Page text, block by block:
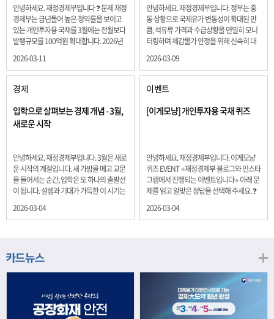
안녕하세요. 재정경제부입니다 ❓ 문제 재정
경제부는 금년들어 높은 청약률을 보이고
있는 개인투자용 국채를 3월에는 전월보다
발행규모를 100억원 확대합니다. 2026년
5년물 600억원, 10년물 900억원, 20년물
300억원입니다. 그렇다면 3월 개인투자용
국채의 총 발행 예정 금액은 얼마일까요??
보기 ① 1,600억원 ② 1,700억원 ③ 1,800
억원 ④ 2,000억원 정답 : 1,800억원 참여해
주신 모든 분들 감사합니다! 당첨자분들에
게는 지난 이벤트 블로그 게시글에 비밀댓
전달드립니다.
2026-03-11
안녕하세요. 재정경제부입니다. 정부는 중
동 상황으로 국제유가 변동성이 확대된 만
큼, 석유류 가격과 수급상황을 면밀히 모니
터링하며 체감물가 안정을 위해 신속히 대
료품과 에너지를 제외하고 추세적 흐름을
보여주는 근원물가는 2.3% 상승 향후 지정
학적 요인, 기상여건 등 불확실성이 있는 만
큼, 정부는 체감물가 안정을 위해 총력을 다
할 계획입니다. 특히, 최근 중동 상황으로 국
제유가 변동성이 확대된 만큼, 석유류 가격･
다.
2026-03-09
경제
입학으로 살펴보는 경제 개념 - 3월,
새로운 시작
안녕하세요. 재정경제부입니다. 3월은 새로
운 시작의 계절입니다. 새 가방을 메고 교문
을 들어서는 순간, 입학은 또 하나의 출발선
이 됩니다. 설렘과 기대가 가득한 이 시기는
래를 준비하는 첫 걸음이기도 합니다. 입학
니다. 배움이 쌓이는 시간, 인적자본 학교에
지식, 친구들과의 협업, 다양한 활동 속에서
얻는 문제 해결 경험은 모두 개인의 역량으
로 축적됩니다. 경제학에서는 이.......
2026-03-04
이벤트
[이게모냥] 개인투자용 국채 퀴즈
안녕하세요. 재정경제부입니다. 이게모냥
퀴즈 EVENT ⭐재정경제부 블로그와 인스타
그램에서 진행되는 이벤트입니다⭐ 아래 문
제를 읽고 알맞은 정답을 선택해 주세요. ❓
을 보이고 있는 개인투자용 국채를 3월에는
20년물 300억원입니다. 그렇다면 3월 개인
까요?? 보기 ① 1,600억원 ② 1,700억원 ③
1,800억원 ④ 2,000억원 이벤트 안내 응모
기간: 2026년 3월 4일(수) ~ 3월 9일(월) 경
품: 커피쿠폰 (60명) 참여.......
2026-03-04